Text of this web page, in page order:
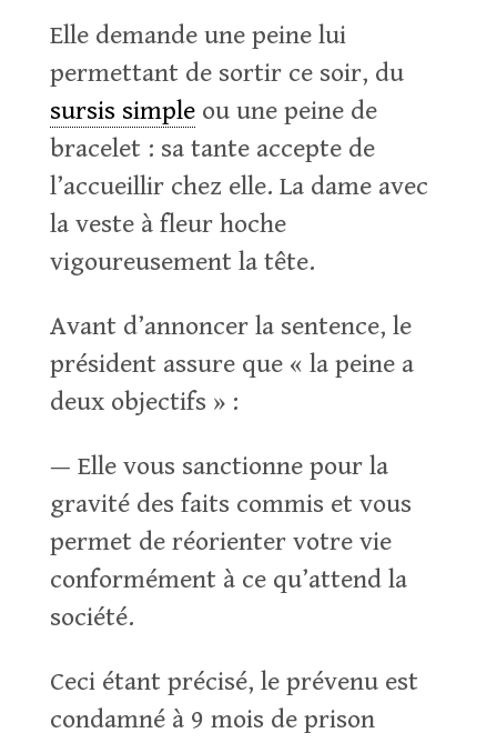
Elle demande une peine lui
permettant de sortir ce soir, du
sursis simpleou une peine de
bracelet : sa tante accepte de
l’accueillir chez elle. La dame avec
la veste à fleur hoche
vigoureusement la tête.
Avant d’annoncer la sentence, le
président assure que « la peine a
deux objectifs » :
— Elle vous sanctionne pour la
gravité des faits commis et vous
permet de réorienter votre vie
conformément à ce qu’attend la
société.
Ceci étant précisé, le prévenu est
condamné à 9 mois de prison